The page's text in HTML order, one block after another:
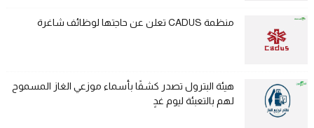
منظمة CADUS تعلن عن حاجتها لوظائف شاغرة
هيئة البترول تصدر كشفًا بأسماء موزعي الغاز المسموح
لهم بالتعبئة ليوم غدٍ